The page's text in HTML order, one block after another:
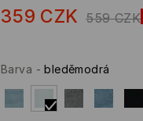
359 CZK 559 CZK
Barva -bleděmodrá